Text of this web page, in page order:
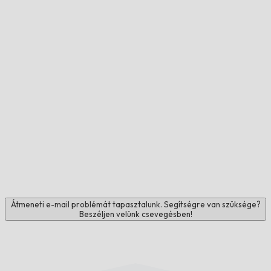
Átmeneti e-mail problémát tapasztalunk. Segítségre van szüksége?
Beszéljen velünk csevegésben!